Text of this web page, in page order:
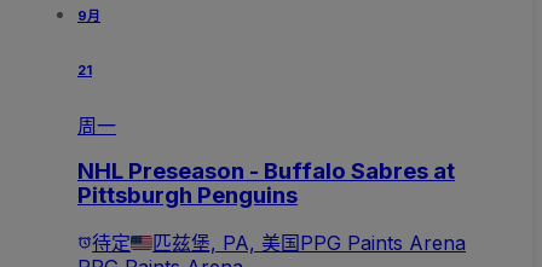
9月
21
周一
NHL Preseason - Buffalo Sabres at
Pittsburgh Penguins
待定 匹兹堡, PA, 美国PPG Paints Arena